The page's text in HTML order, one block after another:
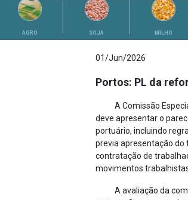
AGRO SOJA MILHO
01/Jun/2026
Portos: PL da
A Comissão
deve apresentar o
portuário, incluindo
previa apresentação do
contratação de
movimentos
A avaliação da